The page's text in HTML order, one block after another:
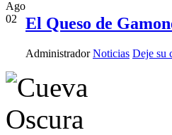
Ago
02
El Queso de
Administrador Noticias Deje su